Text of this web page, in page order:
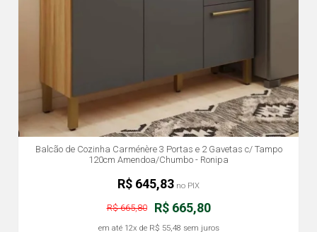
Balcão de Cozinha Carménère 3 Portas e 2 Gavetas c/ Tampo
120cm Amendoa/Chumbo - Ronipa
R$ 665,80
R$ 665,80
em até 12x de R$ 55,48 sem juros
R$ 645,83 no PIX